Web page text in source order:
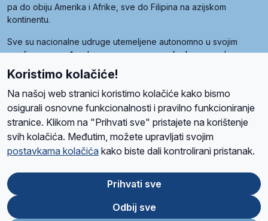
pa do obiju Amerika i Afrike, sve do Filipina na azijskom
kontinentu.
Sve su nacionalne udruge utemeljene autonomno u svojim
zemljama, a međusobna su povezane preko krovne udruge
pod nazivom Svjetska obitelj Radio Marije (World Family of
Radio Maria). Svjetsku obitelj utemeljilo je sedam članica, među
kojima je i hrvatska Udruga Radio Marija.
O namaRadio ProgramVolonteriPrijateljiKontaktPravila privatnosti
Ova stranica je zaštićena Google reCAPTCHA sustavom
Store
Google
Play
Koristimo kolačiće!
Na našoj web stranici koristimo kolačiće kako bismo
osigurali osnovne funkcionalnosti i pravilno funkcioniranje
stranice. Klikom na "Prihvati sve" pristajete na korištenje
svih kolačića. Međutim, možete upravljati svojim
postavkama kolačića kako biste dali kontrolirani pristanak.
Prihvati sve
Odbij sve